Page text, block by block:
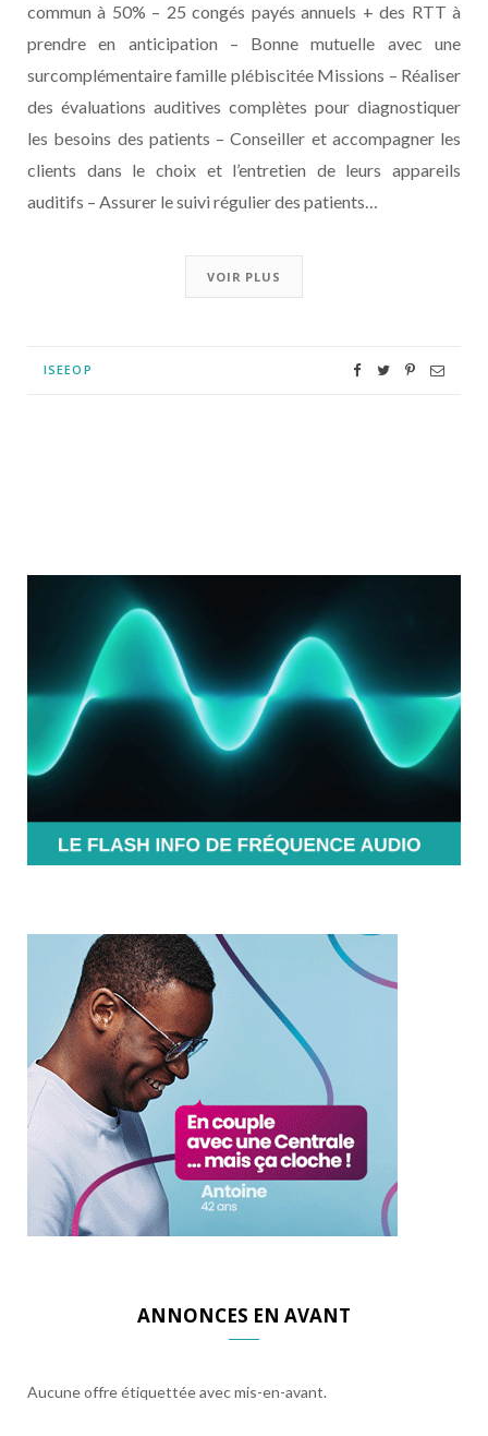
commun à 50% – 25 congés payés annuels + des RTT à
prendre en anticipation – Bonne mutuelle avec une
surcomplémentaire famille plébiscitée Missions – Réaliser
des évaluations auditives complètes pour diagnostiquer
les besoins des patients – Conseiller et accompagner les
clients dans le choix et l’entretien de leurs appareils
auditifs – Assurer le suivi régulier des patients…
VOIR PLUS
ISEEOP
ANNONCES EN AVANT
Aucune offre étiquettée avec mis-en-avant.